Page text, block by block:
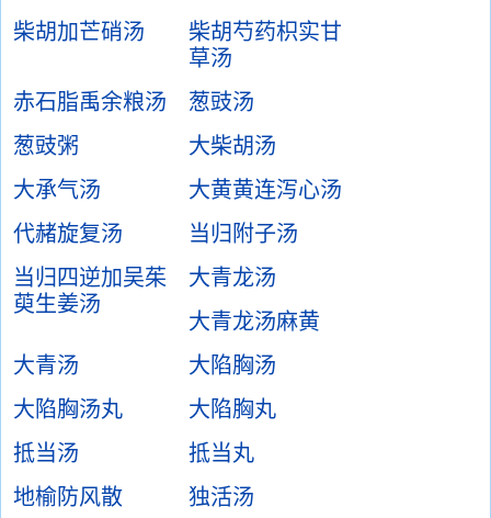
柴胡加芒硝汤
柴胡芍药枳实甘
草汤
赤石脂禹余粮汤
葱豉汤
葱豉粥
大柴胡汤
大承气汤
大黄黄连泻心汤
代赭旋复汤
当归附子汤
当归四逆加吴茱
萸生姜汤
大青龙汤
大青龙汤麻黄
大青汤
大陷胸汤
大陷胸汤丸
大陷胸丸
抵当汤
抵当丸
地榆防风散
独活汤